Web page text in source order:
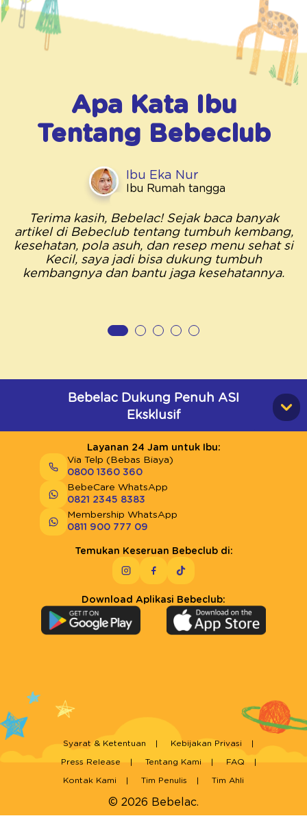
Apa Kata Ibu
Tentang Bebeclub
Ibu Eka Nur
Ibu Rumah tangga
Terima kasih, Bebelac! Sejak baca banyak
artikel di Bebeclub tentang tumbuh kembang,
kesehatan, pola asuh, dan resep menu sehat si
Kecil, saya jadi bisa dukung tumbuh
kembangnya dan bantu jaga kesehatannya.
Bebelac Dukung Penuh ASI
Eksklusif
Layanan 24 Jam untuk Ibu:
Via Telp (Bebas Biaya)
0800 1360 360
BebeCare WhatsApp
0821 2345 8383
Membership WhatsApp
0811 900 777 09
Temukan Keseruan Bebeclub di:
Download Aplikasi Bebeclub:
© 2026 Bebelac.
Syarat & Ketentuan Kebijakan Privasi
Press Release Tentang Kami FAQ
Kontak Kami Tim Penulis Tim Ahli